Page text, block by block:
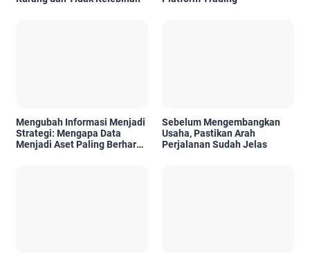
Mengubah Informasi Menjadi
Strategi: Mengapa Data
Menjadi Aset Paling Berharga
Sebelum Mengembangkan
Usaha, Pastikan Arah
Perjalanan Sudah Jelas